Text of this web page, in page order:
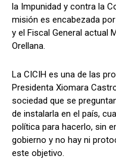
la Impunidad y contra la
misión es encabezada
y el Fiscal General actual
Orellana.
La CICIH es una de las
Presidenta Xiomara
sociedad que se
de instalarla en el país,
política para hacerlo, sin
gobierno y no hay ni
este objetivo.